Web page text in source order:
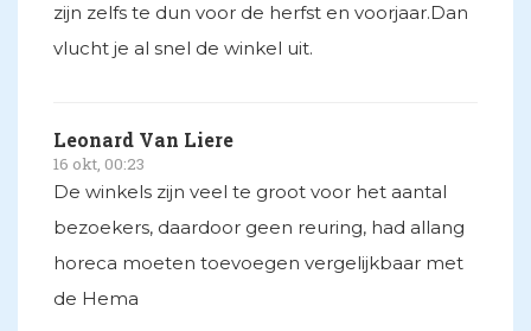
zijn zelfs te dun voor de herfst en voorjaar.Dan
vlucht je al snel de winkel uit.
Leonard Van Liere
16 okt, 00:23
De winkels zijn veel te groot voor het aantal
bezoekers, daardoor geen reuring, had allang
horeca moeten toevoegen vergelijkbaar met
de Hema